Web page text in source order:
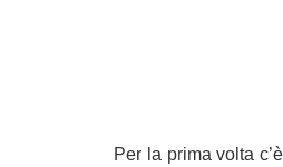
Per la prima volta